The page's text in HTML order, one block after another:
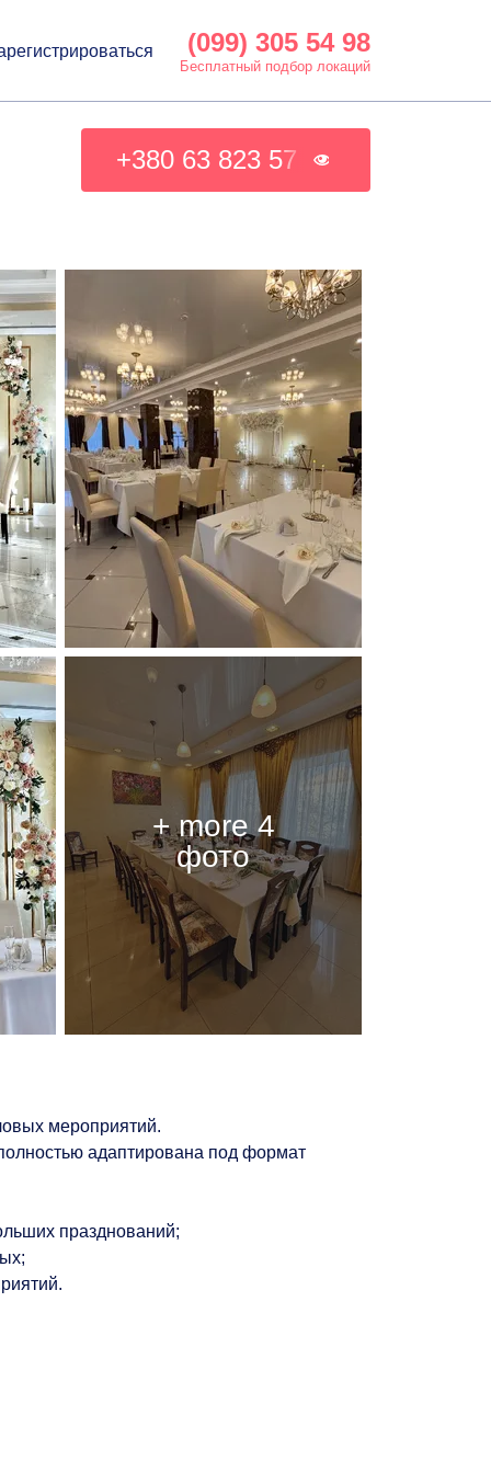
(099) 305 54 98
Бесплатный подбор локаций
+380 63 823 57
мероприятий.
адаптирована под формат
празднований;